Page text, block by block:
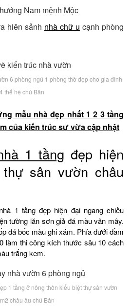
Nam mệnh Mộc
hiên sảnh nhà chữ u cạnh phòng
6 phòng ngủ 1 phòng thờ đẹp cho gia đình
4 thế hệ chú Bân
mẫu nhà đẹp nhất 1 2 3 tầng
của kiến trúc sư vừa cập nhật
1 tầng đẹp hiện
sân vườn châu
1 tầng đẹp hiện đại ngang chiều
tường lăn sơn giả đá màu vân mây.
đá bốc màu ghi xám. Phía dưới dầm
làm thi công kích thước sâu 10 cách
trắng kem.
1 tầng ở nông thôn kiểu biệt thự sân vườn
châu âu chú Bân